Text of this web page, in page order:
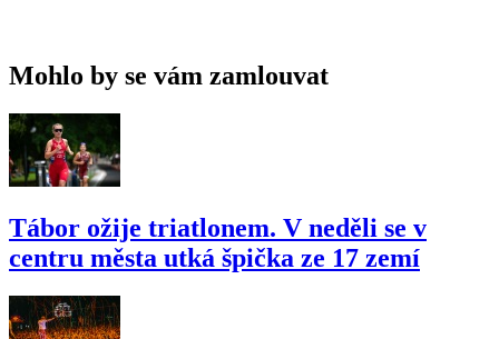
Mohlo by se vám zamlouvat
Tábor ožije triatlonem. V neděli se v
centru města utká špička ze 17 zemí